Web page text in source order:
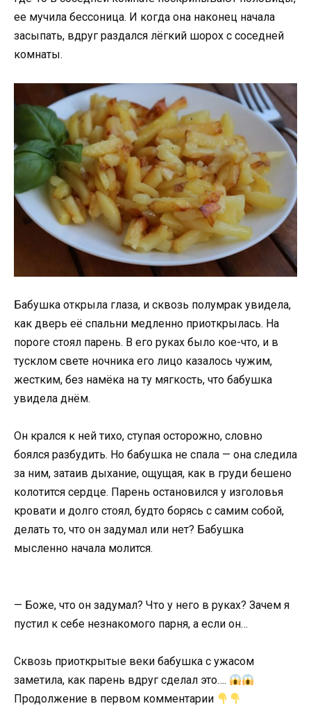
ее мучила бессоница. И когда она наконец начала
засыпать, вдруг раздался лёгкий шорох с соседней
комнаты.
Бабушка открыла глаза, и сквозь полумрак увидела,
как дверь её спальни медленно приоткрылась. На
пороге стоял парень. В его руках было кое-что, и в
тусклом свете ночника его лицо казалось чужим,
жестким, без намёка на ту мягкость, что бабушка
увидела днём.
Он крался к ней тихо, ступая осторожно, словно
боялся разбудить. Но бабушка не спала — она следила
за ним, затаив дыхание, ощущая, как в груди бешено
колотится сердце. Парень остановился у изголовья
кровати и долго стоял, будто борясь с самим собой,
делать то, что он задумал или нет? Бабушка
мысленно начала молится.
— Боже, что он задумал? Что у него в руках? Зачем я
пустил к себе незнакомого парня, а если он…
Сквозь приоткрытые веки бабушка с ужасом
заметила, как парень вдруг сделал это….
Продолжение в первом комментарии